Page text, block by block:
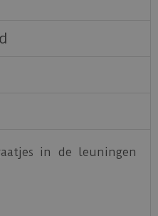
in de leuningen